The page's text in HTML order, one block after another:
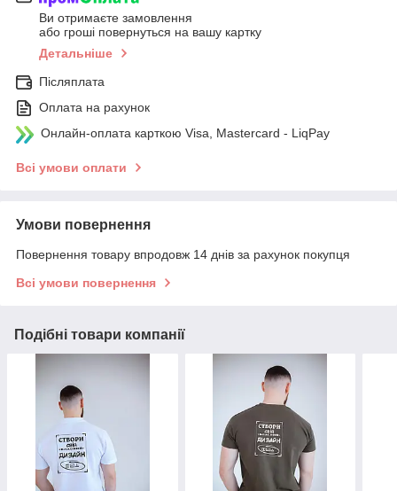
Ви отримаєте замовлення
або гроші повернуться на вашу картку
Детальніше
Післяплата
Оплата на рахунок
Онлайн-оплата карткою Visa, Mastercard - LiqPay
Всі умови оплати
Умови повернення
Повернення товару впродовж 14 днів за рахунок покупця
Всі умови повернення
Подібні товари компанії